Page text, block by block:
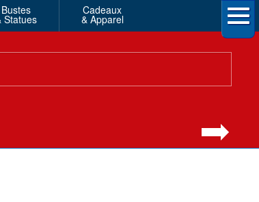
Bustes
Statues
Cadeaux
& Apparel